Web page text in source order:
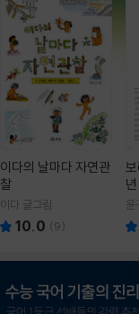
이다의 날마다 자연관
찰
이다 글그림
10.0 (9)
윤